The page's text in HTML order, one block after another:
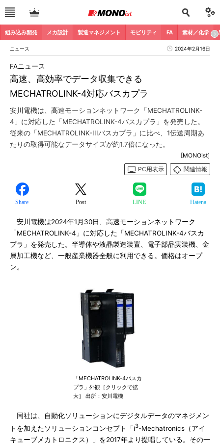
組み込み開発 メカ設計 製造マネジメント モビリティ FA 素材／化学
ニュース 2024年2月16日
高速、高効率でデータ収集できる
MECHATROLINK-4対応バスカプラ
FAニュース
安川電機は、高速モーションネットワーク「MECHATROLINK-
4」に対応した「MECHATROLINK-4バスカプラ」を発売した。
従来の「MECHATROLINK-IIIバスカプラ」に比べ、1伝送周期あ
たりの取得可能なデータサイズが約1.7倍になった。
[MONOist]
PC用表示
関連情報
Share Post LINE Hatena
安川電機は2024年1月30日、高速モーションネットワーク
「MECHATROLINK-4」に対応した「MECHATROLINK-4バスカ
プラ」を発売した。半導体や液晶製造装置、電子部品実装機、金
属加工機など、一般産業機器全般に利用できる。価格はオープ
ン。
「MECHATROLINK-4バスカ
プラ」外観［クリックで拡
大］ 出所：安川電機
同社は、自動化ソリューションにデジタルデータのマネジメン
トを加えたソリューションコンセプト「i3-Mechatronics（アイ
キューブメカトロニクス）」を2017年より提唱している。その一